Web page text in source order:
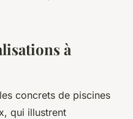
à
concrets de piscines
qui illustrent